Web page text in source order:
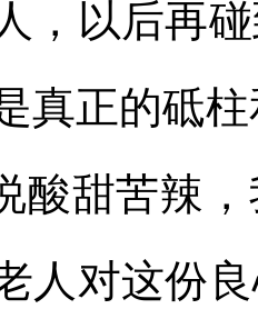
，以后再
真正的砥
酸甜苦辣
人对这份